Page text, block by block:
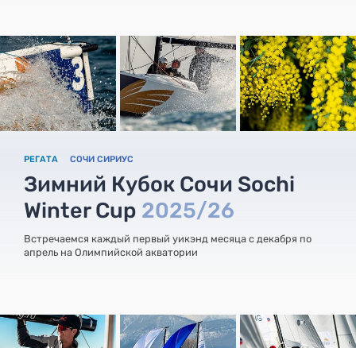
РЕГАТА СОЧИ СИРИУС
Зимний Кубок Сочи Sochi
Winter Cup 2025/26
Встречаемся каждый первый уикэнд месяца с декабря по
апрель на Олимпийской акватории